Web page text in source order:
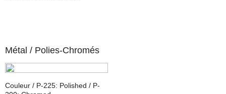
Métal / Polies-Chromés
Couleur / P-225: Polished / P-